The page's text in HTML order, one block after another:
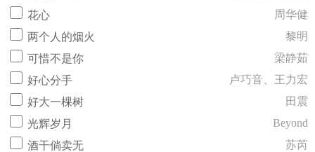
花心
周华健
两个人的烟火
黎明
可惜不是你
梁静茹
好心分手
卢巧音、王力宏
好大一棵树
田震
光辉岁月
Beyond
酒干倘卖无
苏芮